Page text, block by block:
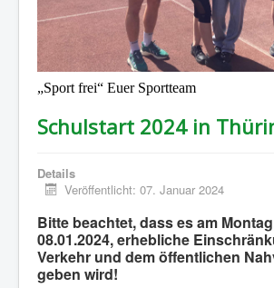
„Sport frei“ Euer Sportteam
Schulstart 2024 in
Details
Veröffentlicht: 07. Januar 2024
Bitte beachtet, dass es am
08.01.2024, erhebliche
Verkehr und dem öffentlichen
geben wird!